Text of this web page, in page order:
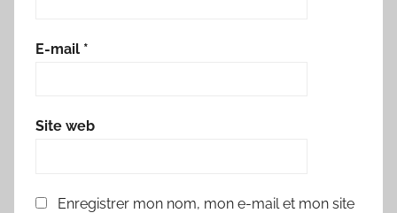
E-mail *
Site web
Enregistrer mon nom, mon e-mail et mon site